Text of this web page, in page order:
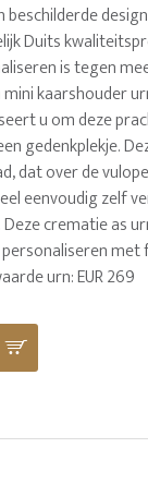
Duits
is tegen
kaarshouder
u om deze
gedenkplekje.
dat over de
eenvoudig zelf
crematie as
urn: EUR 269